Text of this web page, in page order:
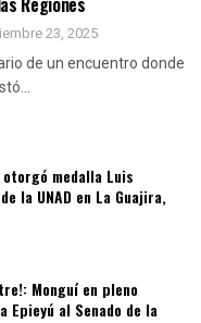
23, 2025
de un encuentro donde
medalla Luis
la UNAD en La Guajira,
Monguí en pleno
al Senado de la